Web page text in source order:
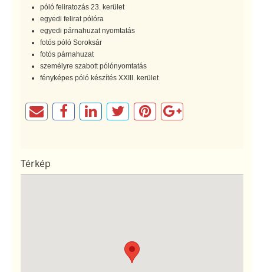
póló feliratozás 23. kerület
egyedi felirat pólóra
egyedi párnahuzat nyomtatás
fotós póló Soroksár
fotós párnahuzat
személyre szabott pólónyomtatás
fényképes póló készítés XXIII. kerület
Térkép